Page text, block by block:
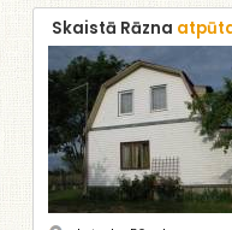
Skaistā Rāzna